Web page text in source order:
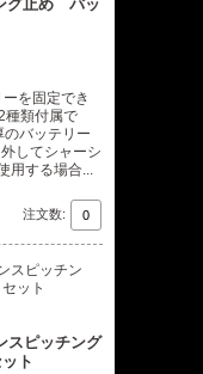
グ止め バッ
を固定でき
種類付属で
バッテリー
してシャーシ
用する場合...
注文数:
ピッチング
ト